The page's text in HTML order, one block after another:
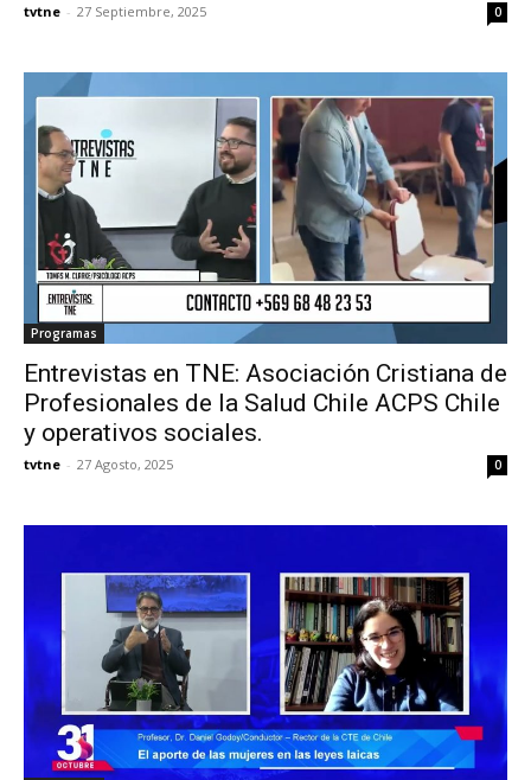
tvtne - 27 Septiembre, 2025 0
Programas
Entrevistas en TNE: Asociación Cristiana de
Profesionales de la Salud Chile ACPS Chile
y operativos sociales.
tvtne - 27 Agosto, 2025 0